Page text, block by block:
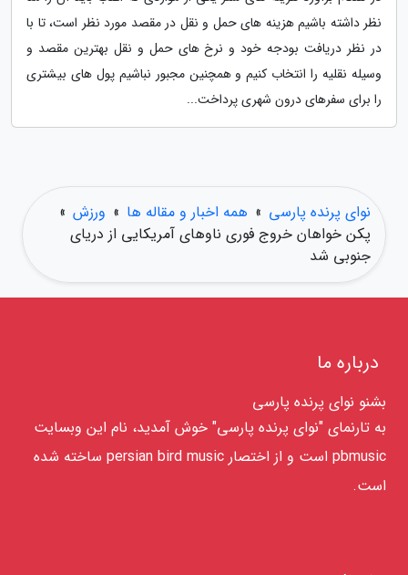
نظر داشته باشیم هزینه های حمل و نقل در مقصد مورد نظر است، تا با
در نظر دریافت بودجه خود و نرخ های حمل و نقل بهترین مقصد و
وسیله نقلیه را انتخاب کنیم و همچنین مجبور نباشیم پول های بیشتری
را برای سفرهای درون شهری پرداخت...
نوای پرنده پارسی » همه اخبار و مقاله ها » ورزش »
پکن خواهان خروج فوری ناوهای آمریکایی از دریای
جنوبی شد
درباره ما
بشنو نوای پرنده پارسی
به تارنمای "نوای پرنده پارسی" خوش آمدید، نام این وبسایت
pbmusic است و از اختصار persian bird music ساخته شده
است.